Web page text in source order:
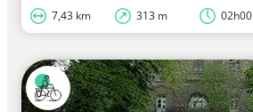
7,43 km 313 m 02h00